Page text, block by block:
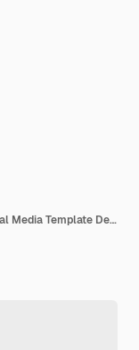
Urban Streetwear Style Instagram Social Media Template Design